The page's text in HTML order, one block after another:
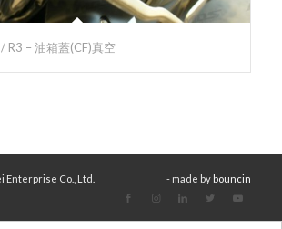
R3 – 油箱蓋(CF)真空
Enterprise Co., Ltd. - made by bouncin